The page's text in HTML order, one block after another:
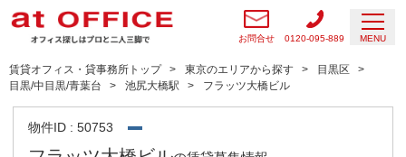
お問合せ 0120-095-889 MENU
賃貸オフィス・貸事務所トップ 東京のエリアから探す
目黒区
目黒/中目黒/青葉台
池尻大橋駅 フラッツ大橋ビル
物件ID : 50753